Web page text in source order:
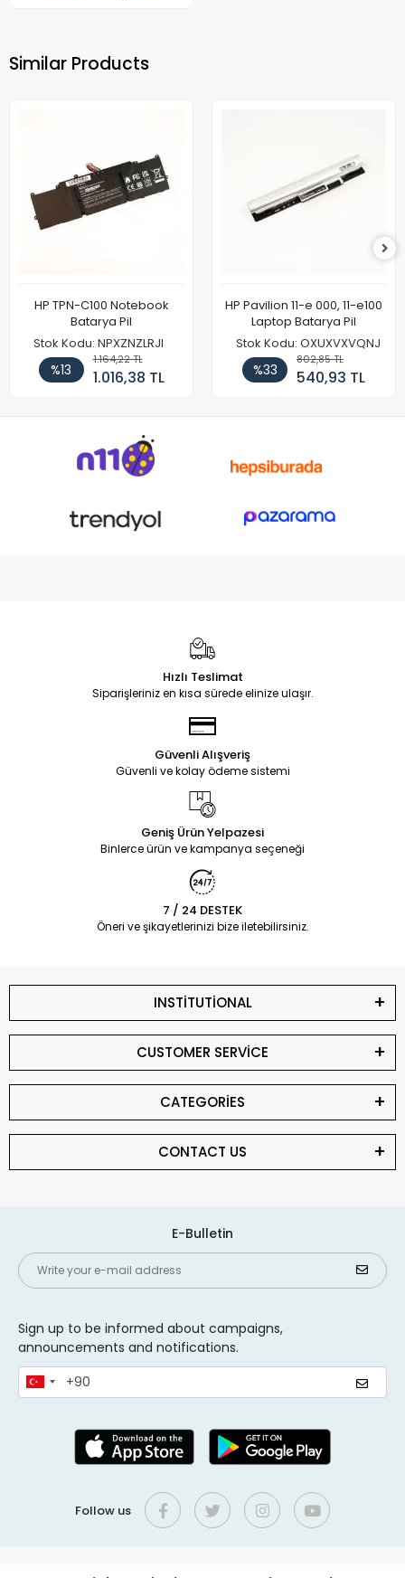
Similar Products
HP TPN-C100 Notebook
Batarya Pil
Stok Kodu: NPXZNZLRJI
%13
1.164,22 TL
1.016,38 TL
HP Pavilion 11-e 000, 11-e100
Laptop Batarya Pil
Stok Kodu: OXUXVXVQNJ
%33
802,85 TL
540,93 TL
Hızlı Teslimat
Siparişleriniz en kısa sürede elinize ulaşır.
Güvenli Alışveriş
Güvenli ve kolay ödeme sistemi
Geniş Ürün Yelpazesi
Binlerce ürün ve kampanya seçeneği
7 / 24 DESTEK
Öneri ve şikayetlerinizi bize iletebilirsiniz.
INSTİTUTİONAL
CUSTOMER SERVİCE
CATEGORİES
CONTACT US
E-Bulletin
Sign up to be informed about campaigns,
announcements and notifications.
Follow us